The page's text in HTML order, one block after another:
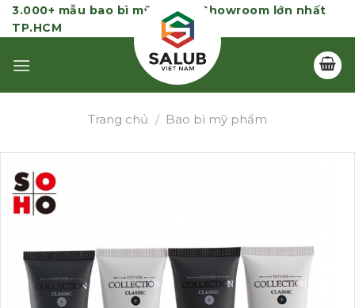
Skip
to
3.000+ mẫu bao bì mỹ phẩm | Showroom lớn nhất
TP.HCM
Trang chủ / Bao bì mỹ phẩm